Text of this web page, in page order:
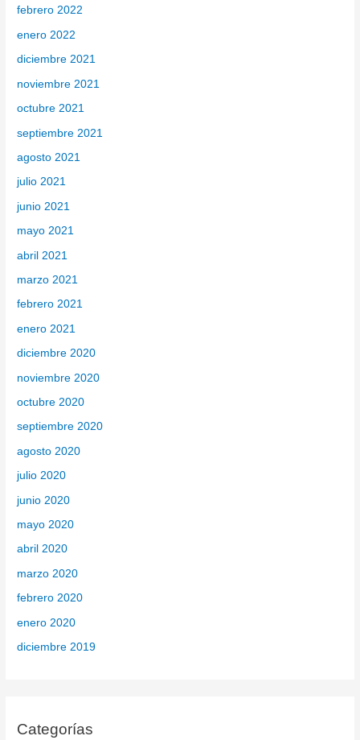
febrero 2022
enero 2022
diciembre 2021
noviembre 2021
octubre 2021
septiembre 2021
agosto 2021
julio 2021
junio 2021
mayo 2021
abril 2021
marzo 2021
febrero 2021
enero 2021
diciembre 2020
noviembre 2020
octubre 2020
septiembre 2020
agosto 2020
julio 2020
junio 2020
mayo 2020
abril 2020
marzo 2020
febrero 2020
enero 2020
diciembre 2019
Categorías